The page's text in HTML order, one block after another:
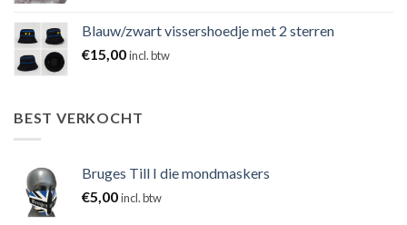
Blauw/zwart vissershoedje met 2 sterren
€15,00incl. btw
BEST VERKOCHT
Bruges Till I die mondmaskers
€5,00incl. btw